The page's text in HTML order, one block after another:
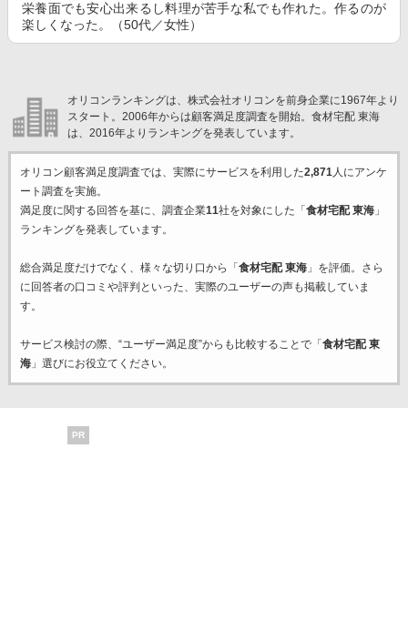
栄養面でも安心出来るし料理が苦手な私でも作れた。作るのが
楽しくなった。（50代／女性）
オリコンランキングは、株式会社オリコンを前身企業に1967年より
スタート。2006年からは顧客満足度調査を開始。食材宅配 東海
は、2016年よりランキングを発表しています。
オリコン顧客満足度調査では、実際にサービスを利用した2,871人にアンケ
ート調査を実施。
満足度に関する回答を基に、調査企業11社を対象にした「 食材宅配 東海」
ランキングを発表しています。
総合満足度だけでなく、様々な切り口から「 食材宅配 東海」を評価。さら
に回答者の口コミや評判といった、実際のユーザーの声も掲載していま
す。
サービス検討の際、“ユーザー満足度”からも比較することで「 食材宅配 東
海」選びにお役立てください。
PR